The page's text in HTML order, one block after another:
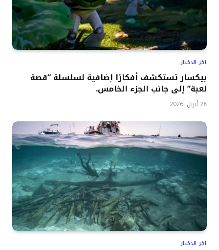
اخر الاخبار
بيكسار تستكشف أفكارًا إضافية لسلسلة “قصة
لعبة” إلى جانب الجزء الخامس.
28 أبريل, 2026
اخر الاخبار